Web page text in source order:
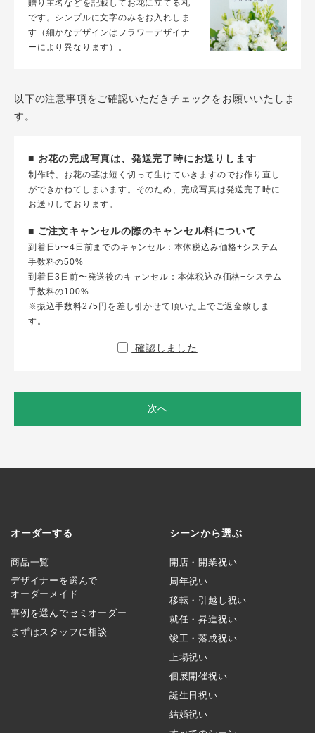
贈り主名などを記載してお花に立てる札
です。シンプルに文字のみをお入れしま
す（細かなデザインはフラワーデザイナ
ーにより異なります）。
以下の注意事項をご確認いただきチェックをお願いいたしま
す。
■ お花の完成写真は、発送完了時にお送りします
制作時、お花の茎は短く切って生けていきますのでお作り直し
ができかねてしまいます。そのため、完成写真は発送完了時に
お送りしております。
■ ご注文キャンセルの際のキャンセル料について
到着日5〜4日前までのキャンセル：本体税込み価格+システム
手数料の50%
到着日3日前〜発送後のキャンセル：本体税込み価格+システム
手数料の100%
※振込手数料275円を差し引かせて頂いた上でご返金致しま
す。
確認しました
次へ
オーダーする
商品一覧
デザイナーを選んで
オーダーメイド
事例を選んでセミオーダー
まずはスタッフに相談
シーンから選ぶ
開店・開業祝い
周年祝い
移転・引越し祝い
就任・昇進祝い
竣工・落成祝い
上場祝い
個展開催祝い
誕生日祝い
結婚祝い